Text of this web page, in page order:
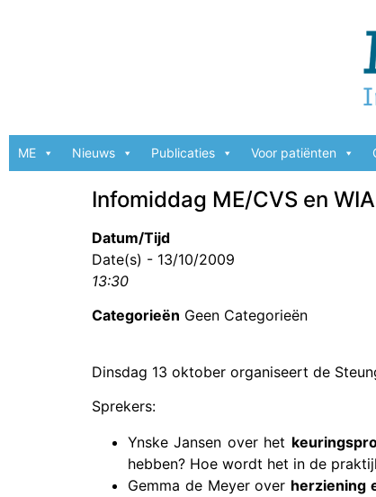
ME Nieuws Publicaties Voor patiënten
Infomiddag ME/CVS en
Datum/Tijd
Date(s) - 13/10/2009
13:30
Categorieën Geen Categorieën
Dinsdag 13 oktober organiseert de
Sprekers:
Ynske Jansen over het
hebben? Hoe wordt het in de
Gemma de Meyer over herziening